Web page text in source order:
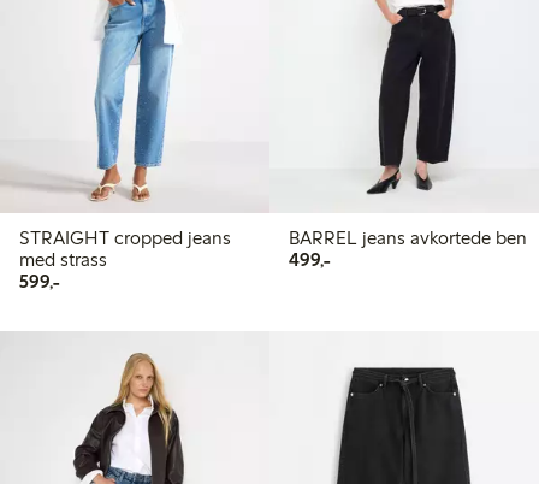
STRAIGHT cropped jeans
med strass
599,-599,00 kr
BARREL jeans avkortede ben
499,-499,00 kr